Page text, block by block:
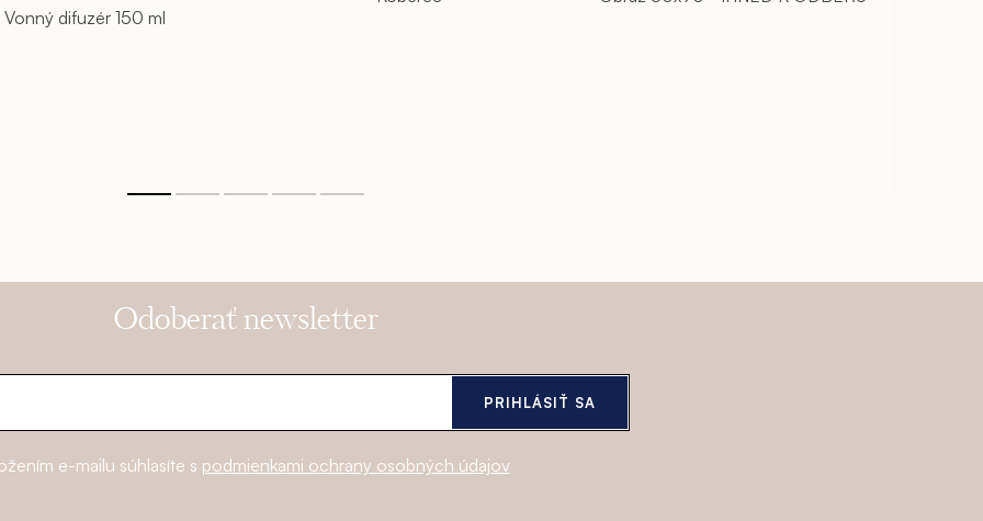
Vonný difuzér 150 ml
Odoberať newsletter
e-mailu súhlasíte s podmienkami ochrany osobných údajov
PRIHLÁSIŤ SA